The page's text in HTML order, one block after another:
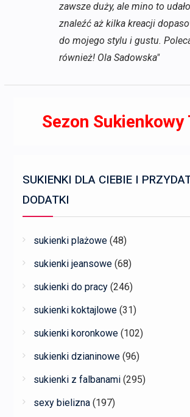
zawsze duży, ale mino to
znaleźć aż kilka kreacji
do mojego stylu i gustu.
również! Ola Sadowska"
Sezon Sukienkowy
SUKIENKI DLA CIEBIE I
DODATKI
sukienki plażowe (48)
sukienki jeansowe (68)
sukienki do pracy (246)
sukienki koktajlowe (31)
sukienki koronkowe (102)
sukienki dzianinowe (96)
sukienki z falbanami (295)
sexy bielizna (197)